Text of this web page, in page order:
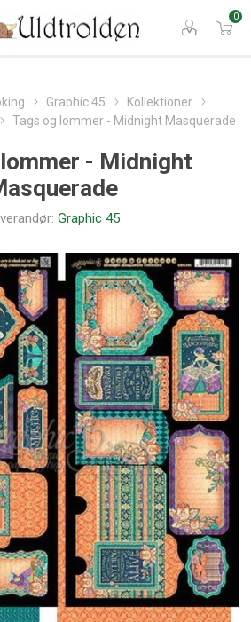
0
Graphic 45
Kollektioner
Tags og lommer - Midnight Masquerade
- Midnight
Graphic 45